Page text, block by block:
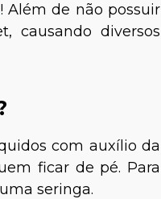
! Além de não possuir
causando diversos
com auxílio da
ficar de pé. Para
seringa.